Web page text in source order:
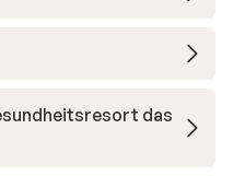
das